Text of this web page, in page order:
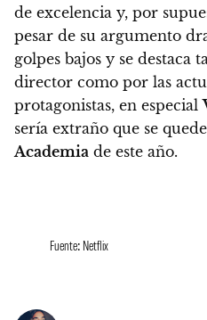
de excelencia y, por
pesar de su argumento
golpes bajos y se destaca
director como por las
protagonistas, en especial
sería extraño que se
Academia de este año.
Fuente: Netflix